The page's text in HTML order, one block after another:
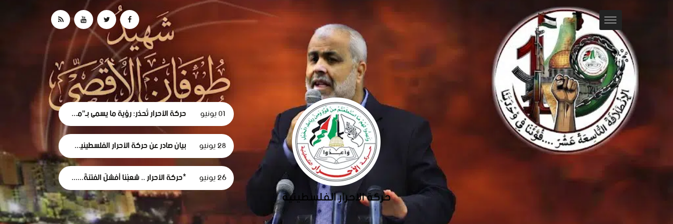
01 يونيو حركة الأحرار تُحذر: رؤية ما يسمى بـ"مجلس السلام" لغزة تهدف لتقويض الحقوق الوطنية الفلسطينية.
28 يونيو بيان صادر عن حركة الأحرار الفلسطينية بشأن الفصل التعسفي لموظفي وكالة الغوث، وإعلان التضامن مع اعتصامهم المشروع
26 يونيو *حركة الأحرار .. شعبُنا أفشلَ الفتنةَ... وأثبتَ أن وعيَه أقوى من مؤامرات الاحتلال*